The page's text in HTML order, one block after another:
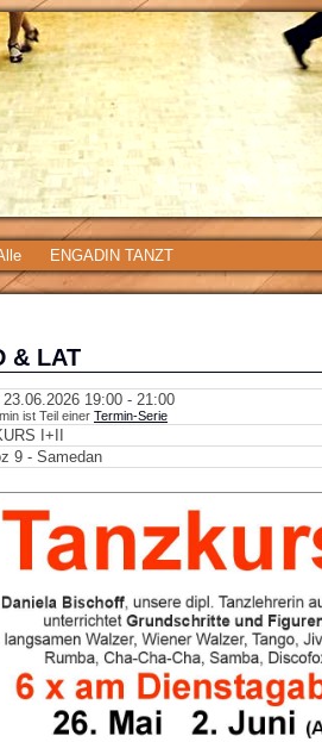
ENGADIN TANZT
& LAT
23.06.2026 19:00 - 21:00
ist Teil einer Termin-Serie
I+II
9 - Samedan